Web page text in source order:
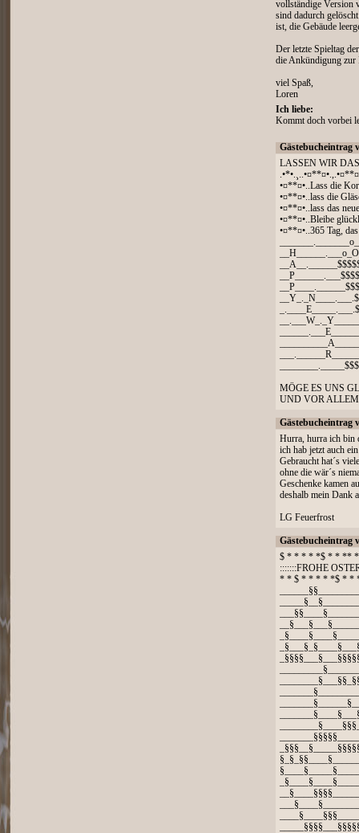
vollständige Version
sind dadurch
ist, die Gebäude
Der letzte Spieltag
die Ankündigung zur
viel Spaß,
Loren
Ich liebe:
Kommt doch vorbei
Gästebucheintrag
LASSEN WIR
•¤**¤•..Lass die
•¤**¤•..lass die
•¤**¤•..lass das
•¤**¤•..Bleibe
•¤**¤•..365 Tag,
MÖGE ES UNS
UND VOR
Gästebucheintrag
Hurra, hurra ich bin
ich hab jetzt auch
Gebraucht hat´s
ohne die wär´s
Geschenke kamen
deshalb mein Dank
LG Feuerfrost
Gästebucheintrag
$ * * * * *$ * * **
:::::::FROHE
* * $ * * * * *$ * *